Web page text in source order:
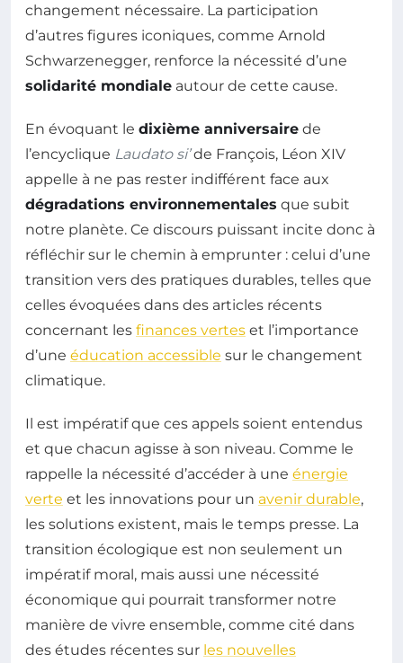
changement nécessaire. La participation
d’autres figures iconiques, comme Arnold
Schwarzenegger, renforce la nécessité d’une
solidarité mondiale autour de cette cause.
En évoquant le dixième anniversaire de
l’encyclique Laudato si’de François, Léon XIV
appelle à ne pas rester indifférent face aux
dégradations environnementales que subit
notre planète. Ce discours puissant incite donc à
réfléchir sur le chemin à emprunter : celui d’une
transition vers des pratiques durables, telles que
celles évoquées dans des articles récents
concernant les finances vertes et l’importance
d’une éducation accessible sur le changement
climatique.
Il est impératif que ces appels soient entendus
et que chacun agisse à son niveau. Comme le
rappelle la nécessité d’accéder à une énergie
verte et les innovations pour un avenir durable,
les solutions existent, mais le temps presse. La
transition écologique est non seulement un
impératif moral, mais aussi une nécessité
économique qui pourrait transformer notre
manière de vivre ensemble, comme cité dans
des études récentes sur les nouvelles